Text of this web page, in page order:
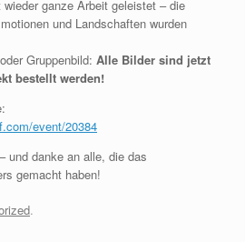
wieder ganze Arbeit geleistet – die
und Landschaften wurden
Gruppenbild: Alle Bilder sind jetzt
bestellt werden!
event/20384
und danke an alle, die das
gemacht haben!
.